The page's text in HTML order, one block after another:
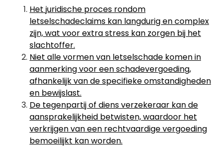
Het juridische proces rondom
letselschadeclaims kan langdurig en complex
zijn, wat voor extra stress kan zorgen bij het
slachtoffer.
Niet alle vormen van letselschade komen in
aanmerking voor een schadevergoeding,
afhankelijk van de specifieke omstandigheden
en bewijslast.
De tegenpartij of diens verzekeraar kan de
aansprakelijkheid betwisten, waardoor het
verkrijgen van een rechtvaardige vergoeding
bemoeilijkt kan worden.